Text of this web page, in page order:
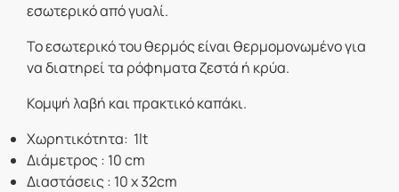
εσωτερικό από γυαλί.
Το εσωτερικό του θερμός είναι θερμομονωμένο για
να διατηρεί τα ρόφηματα ζεστά ή κρύα.
Κομψή λαβή και πρακτικό καπάκι.
Χωρητικότητα: 1lt
Διάμετρος : 10 cm
Διαστάσεις : 10 x 32cm